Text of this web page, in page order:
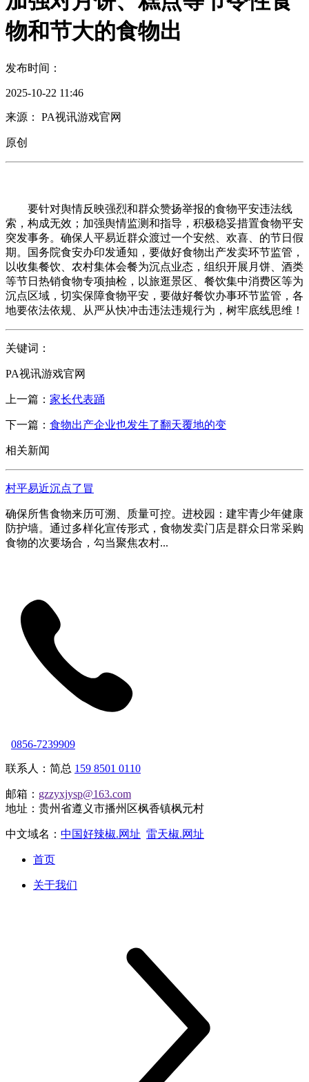
物和节大的食物出
发布时间：
2025-10-22 11:46
来源： PA视讯游戏官网
原创
要针对舆情反映强烈和群众赞扬举报的食物平安违法线
索，构成无效；加强舆情监测和指导，积极稳妥措置食物平安
突发事务。确保人平易近群众渡过一个安然、欢喜、的节日假
期。国务院食安办印发通知，要做好食物出产发卖环节监管，
以收集餐饮、农村集体会餐为沉点业态，组织开展月饼、酒类
等节日热销食物专项抽检，以旅逛景区、餐饮集中消费区等为
沉点区域，切实保障食物平安，要做好餐饮办事环节监管，各
地要依法依规、从严从快冲击违法违规行为，树牢底线思维！
关键词：
PA视讯游戏官网
上一篇： 家长代表踊
下一篇： 食物出产企业也发生了翻天覆地的变
相关新闻
村平易近沉点了冒
确保所售食物来历可溯、质量可控。进校园：建牢青少年健康
防护墙。通过多样化宣传形式，食物发卖门店是群众日常采购
食物的次要场合，勾当聚焦农村...
0856-7239909
联系人：简总 159 8501 0110
邮箱： gzzyxjysp@163.com
地址：贵州省遵义市播州区枫香镇枫元村
中文域名： 中国好辣椒.网址 雷天椒.网址
首页
关于我们